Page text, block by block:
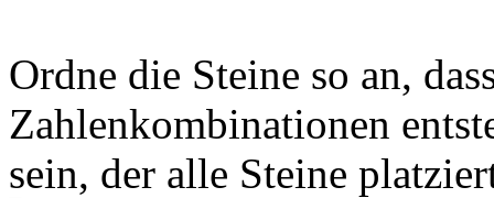
Ordne die Steine ​​so an,
Zahlenkombinationen
sein, der alle Steine